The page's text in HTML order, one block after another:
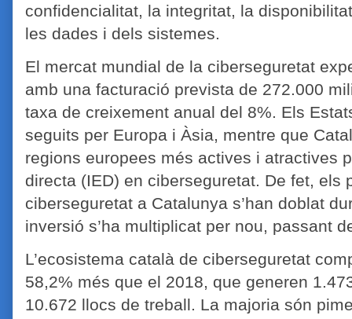
confidencialitat, la integritat, la
les dades i dels sistemes.
El mercat mundial de la ciberseguretat
amb una facturació prevista de 272.000
taxa de creixement anual del 8%. Els
seguits per Europa i Àsia, mentre que
regions europees més actives i atractives
directa (IED) en ciberseguretat. De fet, els
ciberseguretat a Catalunya s’han doblat
inversió s’ha multiplicat per nou, passant
L’ecosistema català de ciberseguretat
58,2% més que el 2018, que generen
10.672 llocs de treball. La majoria són